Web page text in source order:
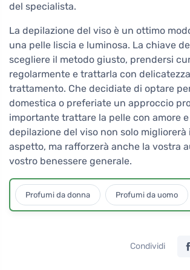
del specialista.
La depilazione del viso è un ottimo
una pelle liscia e luminosa. La chiave
scegliere il metodo giusto, prendersi
regolarmente e trattarla con
trattamento. Che decidiate di optare
domestica o preferiate un approccio
importante trattare la pelle con amore
depilazione del viso non solo migliorerà
aspetto, ma rafforzerà anche la vostra
vostro benessere generale.
Profumi da donna Profumi da uomo
Condividi